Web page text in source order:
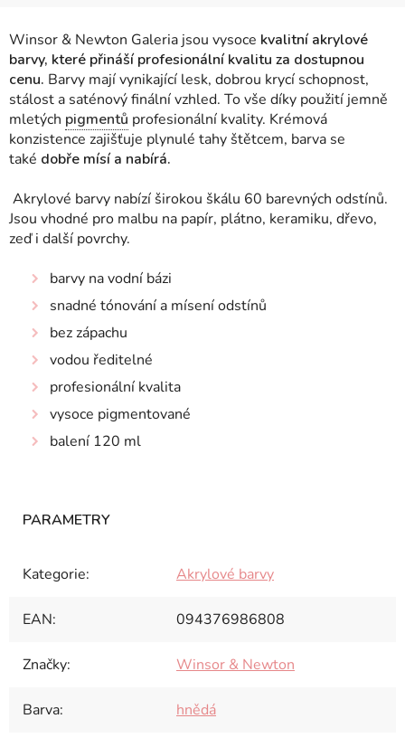
Winsor & Newton Galeria jsou vysoce kvalitní akrylové
barvy, které přináší profesionální kvalitu za dostupnou
cenu. Barvy mají vynikající lesk, dobrou krycí schopnost,
stálost a saténový finální vzhled. To vše díky použití jemně
mletých pigmentů profesionální kvality. Krémová
konzistence zajišťuje plynulé tahy štětcem, barva se
také dobře mísí a nabírá.
Akrylové barvy nabízí širokou škálu 60 barevných odstínů.
Jsou vhodné pro malbu na papír, plátno, keramiku, dřevo,
zeď i další povrchy.
barvy na vodní bázi
snadné tónování a mísení odstínů
bez zápachu
vodou ředitelné
profesionální kvalita
vysoce pigmentované
balení 120 ml
Kategorie: Akrylové barvy
EAN: 094376986808
Značky: Winsor & Newton
Barva: hnědá